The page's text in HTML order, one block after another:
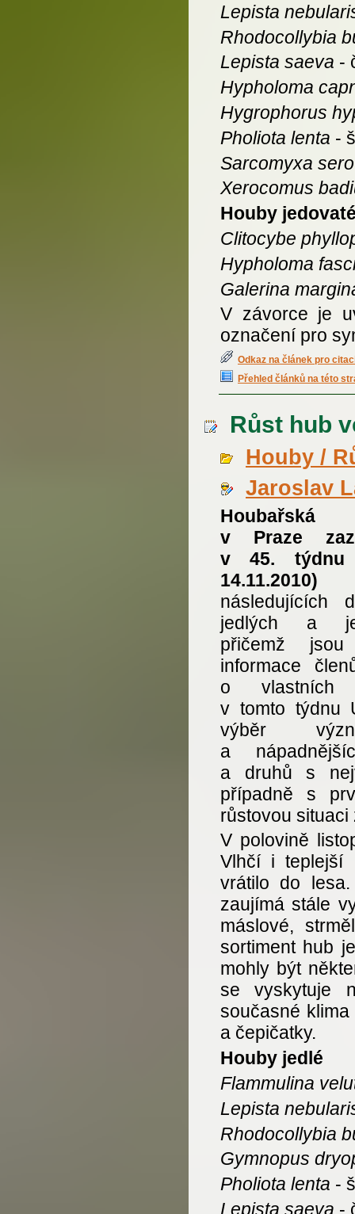
Lepista
Rhodocollybia
Lepista saeva -
Hypholoma
Hygrophorus
Pholiota lenta -
Sarcomyxa
Xerocomus
Houby
Clitocybe
Hypholoma
Galerina
V závorce je
označení pro
Odkaz na článek pro
Přehled článků na této
Růst hub
Houby /
Jaroslav
Houbařská
v Praze
v 45. týdnu
následujících
jedlých a
přičemž jsou
informace
o vlastních
v tomto týdnu
výběr
a
a druhů s
případně s
růstovou
V polovině
Vlhčí i teplejší
vrátilo do
zaujímá stále
máslové,
sortiment hub
mohly být
se vyskytuje
současné
a čepičatky.
Houby jedlé
Flammulina
Lepista
Rhodocollybia
Gymnopus
Pholiota lenta -
Lepista saeva -